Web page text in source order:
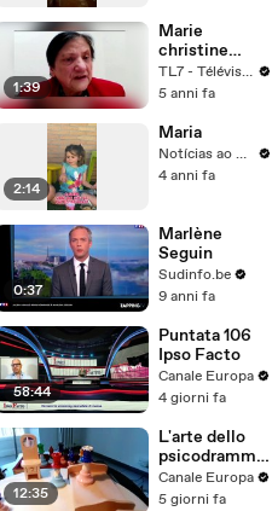
1:39
Marie
christine
buffard
TL7 - Télévision Loire 7
5 anni fa
2:14
Maria
Notícias ao Minuto
4 anni fa
0:37
Marlène
Seguin
Sudinfo.be
9 anni fa
58:44
Puntata 106
Ipso Facto
Canale Europa
4 giorni fa
12:35
L'arte dello
psicodramma:
incontro con il
Dott. Pennisi
Canale Europa
5 giorni fa